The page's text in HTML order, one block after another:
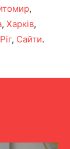
,
, Харків,
, Сайти.